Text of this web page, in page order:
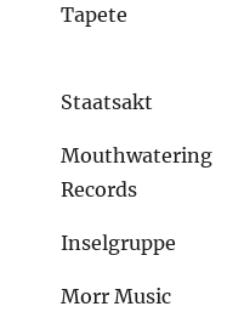
Tapete
Staatsakt
Mouthwatering
Records
Inselgruppe
Morr Music